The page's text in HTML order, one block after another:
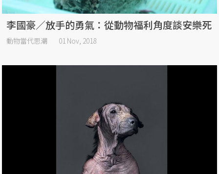
李國豪／放手的勇氣：從動物福利角度談安樂死
動物當代思潮 01 Nov, 2018